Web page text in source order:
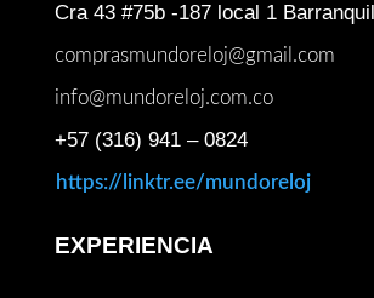
Cra 43 #75b -187 local 1
comprasmundoreloj@gmail.com
info@mundoreloj.com.co
+57 (316) 941 – 0824
https://linktr.ee/mundoreloj
EXPERIENCIA